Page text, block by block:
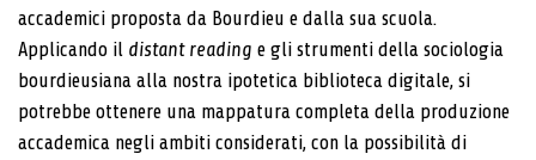
accademici proposta da Bourdieu e dalla sua scuola.
Applicando il distant reading e gli strumenti della sociologia
bourdieusiana alla nostra ipotetica bi­blioteca digitale, si
potrebbe ottenere una mappatura completa della produzione
accademica negli ambiti considerati, con la possibilità di